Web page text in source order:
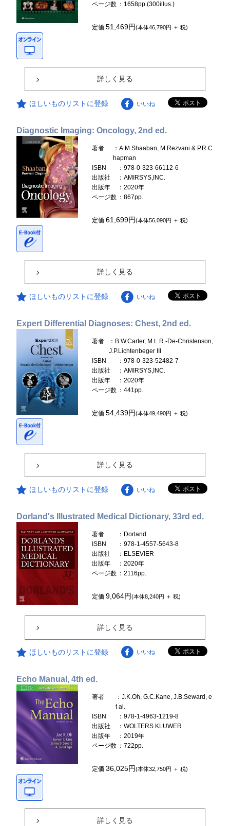
ページ数 ：1658pp.(300illus.)
定価51,469円(本体46,790円 ＋ 税)
詳しく見る
ほしいものリストに登録 いいね
Diagnostic Imaging: Oncology, 2nd ed.
著者
：A.M.Shaaban, M.Rezvani & P.R.C
hapman
ISBN
：978-0-323-66112-6
出版社
：AMIRSYS,INC.
出版年
：2020年
ページ数 ：867pp.
定価61,699円(本体56,090円 ＋ 税)
詳しく見る
ほしいものリストに登録 いいね
Expert Differential Diagnoses: Chest, 2nd ed.
著者
：B.W.Carter, M.L.R.-De-Christenson,
J.P.Lichtenbeger III
ISBN
：978-0-323-52482-7
出版社
：AMIRSYS,INC.
出版年
：2020年
ページ数 ：441pp.
定価54,439円(本体49,490円 ＋ 税)
詳しく見る
ほしいものリストに登録 いいね
Dorland's Illustrated Medical Dictionary, 33rd ed.
著者
：Dorland
ISBN
：978-1-4557-5643-8
出版社
：ELSEVIER
出版年
：2020年
ページ数 ：2116pp.
定価9,064円(本体8,240円 ＋ 税)
詳しく見る
ほしいものリストに登録 いいね
Echo Manual, 4th ed.
著者
：J.K.Oh, G.C.Kane, J.B.Seward, e
t al.
ISBN
：978-1-4963-1219-8
出版社
：WOLTERS KLUWER
出版年
：2019年
ページ数 ：722pp.
定価36,025円(本体32,750円 ＋ 税)
詳しく見る